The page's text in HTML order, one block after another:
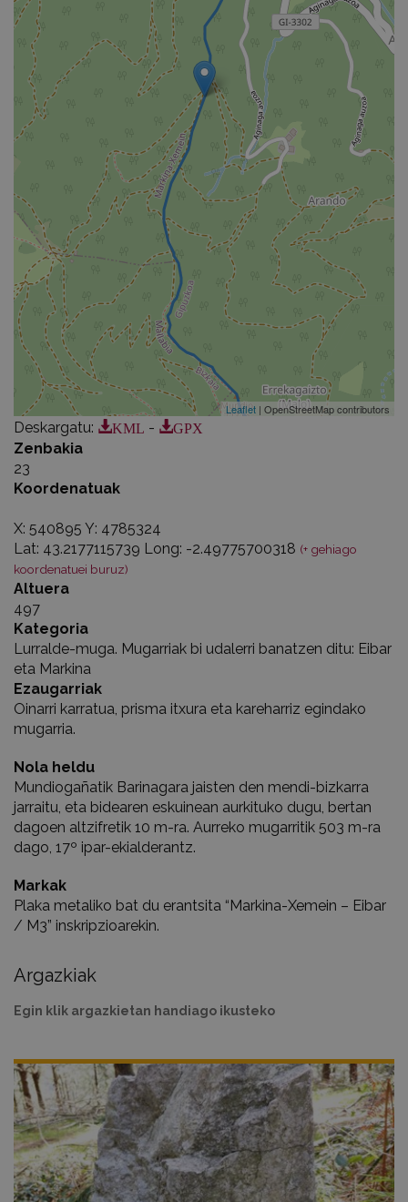
Leaflet | OpenStreetMap contributors
Deskargatu: KML -
GPX
Zenbakia
23
Koordenatuak
X: 540895 Y: 4785324
Lat: 43.2177115739 Long: -2.49775700318 (+ gehiago
koordenatuei buruz)
Altuera
497
Kategoria
Lurralde-muga. Mugarriak bi udalerri banatzen ditu: Eibar
eta Markina
Ezaugarriak
Oinarri karratua, prisma itxura eta kareharriz egindako
mugarria.
Nola heldu
Mundiogañatik Barinagara jaisten den mendi-bizkarra
jarraitu, eta bidearen eskuinean aurkituko dugu, bertan
dagoen altzifretik 10 m-ra. Aurreko mugarritik 503 m-ra
dago, 17º ipar-ekialderantz.
Markak
Plaka metaliko bat du erantsita “Markina-Xemein – Eibar
/ M3” inskripzioarekin.
Argazkiak
Egin klik argazkietan handiago ikusteko